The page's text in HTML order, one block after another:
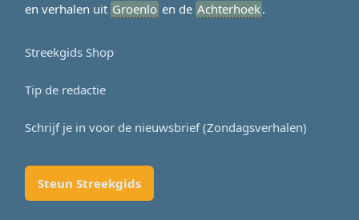
en verhalen uit Groenlo en de Achterhoek.
Streekgids Shop
Tip de redactie
Schrijf je in voor de nieuwsbrief (Zondagsverhalen)
Steun Streekgids